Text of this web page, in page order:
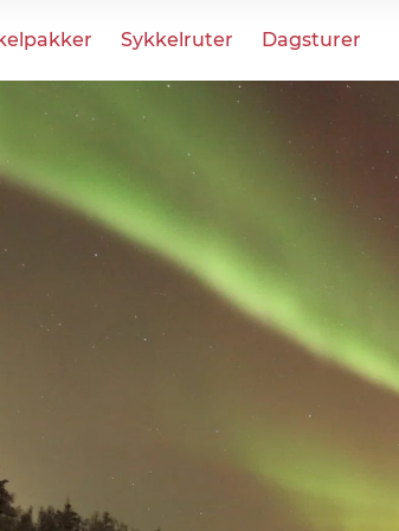
Sykkelruter Dagsturer